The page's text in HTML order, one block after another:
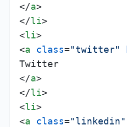
</a>
</li>
<li>
<a class="twitter"
Twitter
</a>
</li>
<li>
<a class="linkedin"